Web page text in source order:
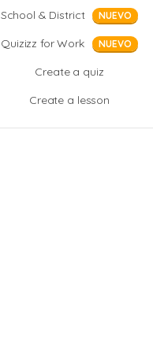
School & District
NUEVO
Quizizz for Work NUEVO
Create a quiz
Create a lesson